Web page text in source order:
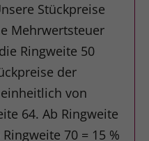
Stückpreise
Mehrwertsteuer
Ringweite 50
der
von
64. Ab Ringweite
70 = 15 %